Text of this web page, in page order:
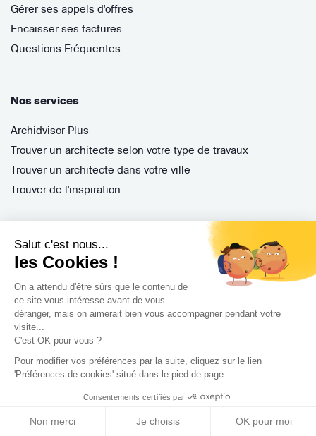
Salut c'est nous...
les Cookies !
On a attendu d'être sûrs que le contenu de
ce site vous intéresse avant de vous
déranger, mais on aimerait bien vous accompagner pendant votre
visite...
C'est OK pour vous ?
Pour modifier vos préférences par la suite, cliquez sur le lien
'Préférences de cookies' situé dans le pied de page.
Consentements certifiés par
Non merci Je choisis OK pour moi
Gérer ses appels d'offres
Encaisser ses factures
Questions Fréquentes
Nos services
Archidvisor Plus
Trouver un architecte selon votre type de travaux
Trouver un architecte dans votre ville
Trouver de l'inspiration
Rejoignez-nous !
Archidvisor
Copyright 2021